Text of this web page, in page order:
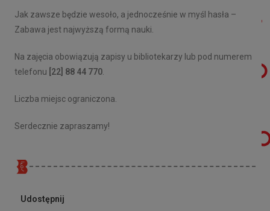
Jak zawsze będzie wesoło, a jednocześnie w myśl hasła –
Zabawa jest najwyższą formą nauki.
Na zajęcia obowiązują zapisy u bibliotekarzy lub pod numerem
telefonu [22] 88 44 770
Liczba miejsc ograniczona.
Serdecznie zapraszamy!
Udostępnij